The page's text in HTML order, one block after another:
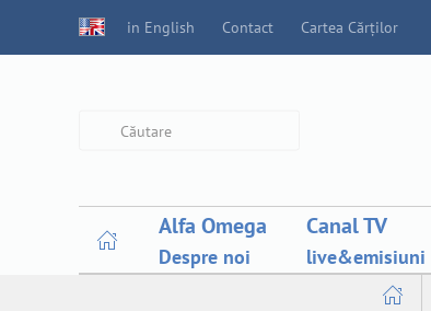
in English Contact Cartea Cărților
Alfa Omega
Despre noi
Canal TV
live&emisiuni